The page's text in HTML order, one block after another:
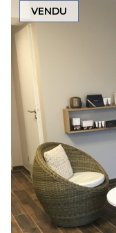
VENDU